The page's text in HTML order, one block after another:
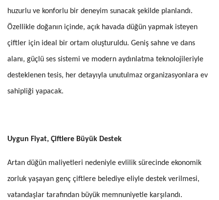
huzurlu ve konforlu bir deneyim sunacak şekilde planlandı.
Özellikle doğanın içinde, açık havada düğün yapmak isteyen
çiftler için ideal bir ortam oluşturuldu. Geniş sahne ve dans
alanı, güçlü ses sistemi ve modern aydınlatma teknolojileriyle
desteklenen tesis, her detayıyla unutulmaz organizasyonlara ev
sahipliği yapacak.
Uygun Fiyat, Çiftlere Büyük Destek
Artan düğün maliyetleri nedeniyle evlilik sürecinde ekonomik
zorluk yaşayan genç çiftlere belediye eliyle destek verilmesi,
vatandaşlar tarafından büyük memnuniyetle karşılandı.